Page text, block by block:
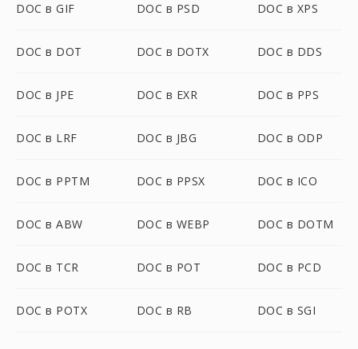
DOC в GIF DOC в PSD DOC в XPS
DOC в DOT DOC в DOTX DOC в DDS
DOC в JPE DOC в EXR DOC в PPS
DOC в LRF DOC в JBG DOC в ODP
DOC в PPTM DOC в PPSX DOC в ICO
DOC в ABW DOC в WEBP DOC в DOTM
DOC в TCR DOC в POT DOC в PCD
DOC в POTX DOC в RB DOC в SGI